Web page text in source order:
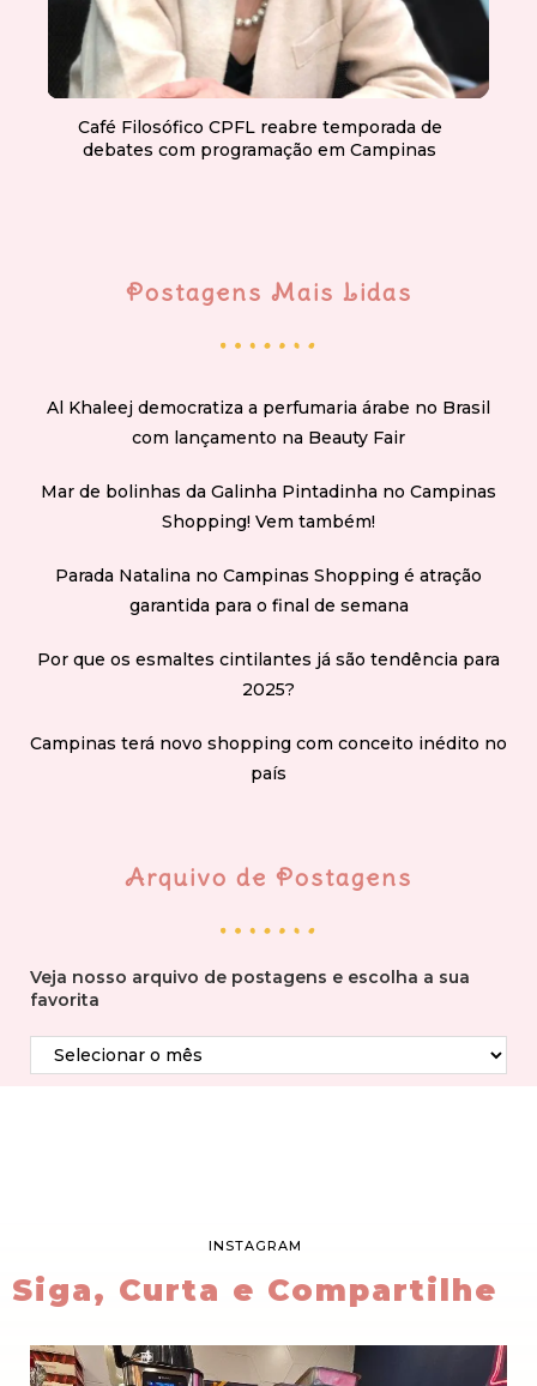
Café Filosófico CPFL reabre temporada de
debates com programação em Campinas
Postagens Mais Lidas
Al Khaleej democratiza a perfumaria árabe no Brasil
com lançamento na Beauty Fair
Mar de bolinhas da Galinha Pintadinha no Campinas
Shopping! Vem também!
Parada Natalina no Campinas Shopping é atração
garantida para o final de semana
Por que os esmaltes cintilantes já são tendência para
2025?
Campinas terá novo shopping com conceito inédito no
país
Arquivo de Postagens
Veja nosso arquivo de postagens e escolha a sua
favorita
INSTAGRAM
Siga, Curta e Compartilhe